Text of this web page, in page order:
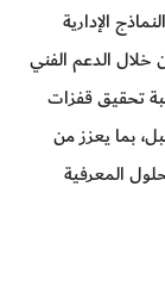
الإدارية
خلال الدعم الفني
تحقيق قفزات
بما يعزز من
المعرفية